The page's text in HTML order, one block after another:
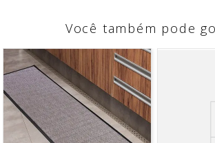
Tapete Infantil
Características:
- Material alta qualidade
- Base antiderrapante
- Variações de estampas
Você também pode